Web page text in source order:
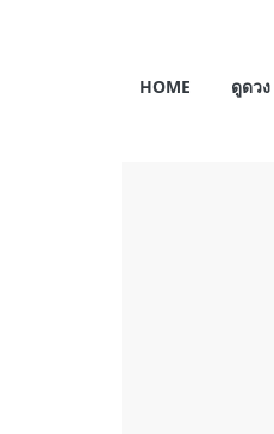
My
HOME ดูดวง